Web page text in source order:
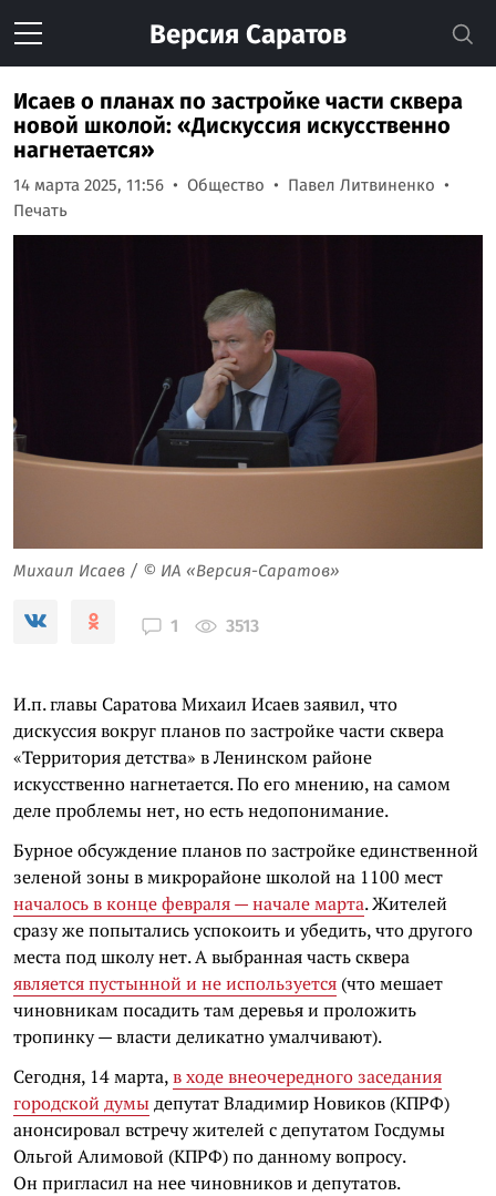
Версия Саратов
Исаев о планах по застройке части сквера
новой школой: «Дискуссия искусственно
нагнетается»
14 марта 2025, 11:56 Общество
Павел Литвиненко
Печать
Михаил Исаев / © ИА «Версия-Саратов»
1 3513
И.п. главы Саратова Михаил Исаев заявил, что
дискуссия вокруг планов по застройке части сквера
«Территория детства» в Ленинском районе
искусственно нагнетается. По его мнению, на самом
деле проблемы нет, но есть недопонимание.
Бурное обсуждение планов по застройке единственной
зеленой зоны в микрорайоне школой на 1100 мест
началось в конце февраля — начале марта. Жителей
сразу же попытались успокоить и убедить, что другого
места под школу нет. А выбранная часть сквера
является пустынной и не используется (что мешает
чиновникам посадить там деревья и проложить
тропинку — власти деликатно умалчивают).
Сегодня, 14 марта,в ходе внеочередного заседания
городской думыдепутат Владимир Новиков (КПРФ)
анонсировал встречу жителей с депутатом Госдумы
Ольгой Алимовой (КПРФ) по данному вопросу.
Он пригласил на нее чиновников и депутатов.